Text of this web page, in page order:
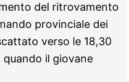
del ritrovamento
provinciale dei
verso le 18,30
il giovane